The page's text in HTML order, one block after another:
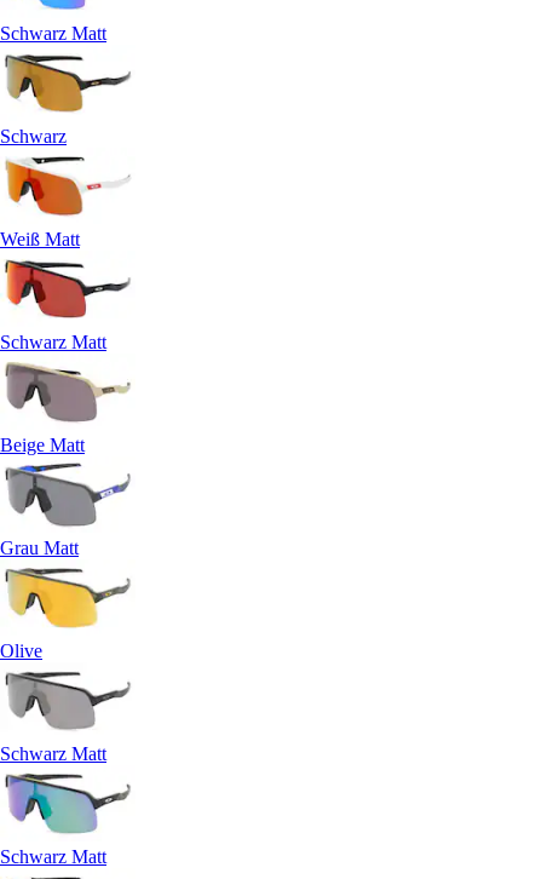
Schwarz Matt
Schwarz
Weiß Matt
Schwarz Matt
Beige Matt
Grau Matt
Olive
Schwarz Matt
Schwarz Matt